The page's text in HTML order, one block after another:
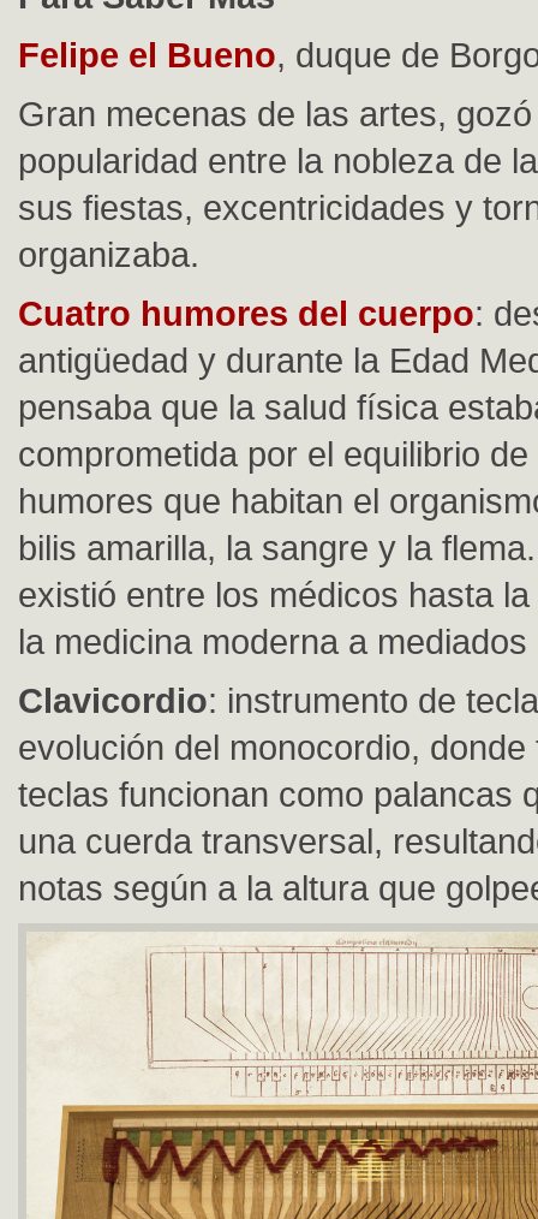
Felipe el Bueno, duque de
Gran mecenas de las artes,
popularidad entre la nobleza de
sus fiestas, excentricidades y
organizaba.
Cuatro humores del cuerpo:
antigüedad y durante la Edad
pensaba que la salud física
comprometida por el equilibrio
humores que habitan el
bilis amarilla, la sangre y la
existió entre los médicos hasta
la medicina moderna a mediados
Clavicordio: instrumento de
evolución del monocordio, donde
teclas funcionan como palancas
una cuerda transversal,
notas según a la altura que